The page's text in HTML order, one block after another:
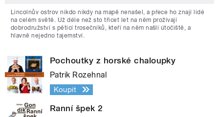
Lincolnův ostrov nikdo nikdy na mapě nenašel, a přece ho znají lidé
na celém světě. Už déle než sto třicet let na něm prožívají
dobrodružství s pěticí trosečníků, kteří na něm našli útočiště, a
hlavně nejedno tajemství.
Pochoutky z horské chaloupky
Patrik Rozehnal
Koupit
Ranní špek 2